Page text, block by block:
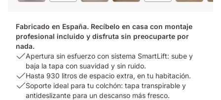
Fabricado en España. Recíbelo en casa con montaje
profesional incluido y disfruta sin preocuparte por
nada.
USP
Apertura
sin
esfuerzo
Apertura sin esfuerzo con sistema SmartLift: sube y
baja la tapa con suavidad y sin ruido.
USP
2:
Hasta
Hasta 930 litros de espacio extra, en tu habitación.
USPSoporte ideal para tu colchón: tapa transpirable y
antideslizante para un descanso más fresco.